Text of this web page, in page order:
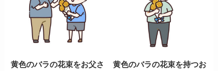
黄色のバラの花束をお父さ
黄色のバラの花束を持つお